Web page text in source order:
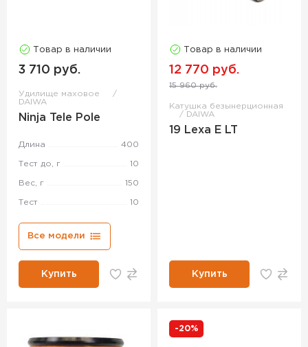
Товар в наличии
3 710 руб.
Удилище маховое
DAIWA
Ninja Tele Pole
Длина 400
Тест до, г 10
Вес, г 150
Тест 10
Все модели
Купить
Товар в наличии
12 770 руб.
15 960 руб.
Катушка безынерционная
DAIWA
19 Lexa E LT
Купить
-20%